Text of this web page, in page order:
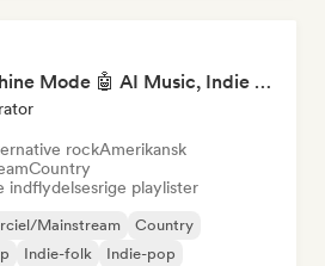
Pop Machine Mode 🤖 AI Music, Indie Pop & Dream Pop
rockAmerikansk
Country
indflydelsesrige playlister
Mainstream
Country
Indie-folk Indie-pop